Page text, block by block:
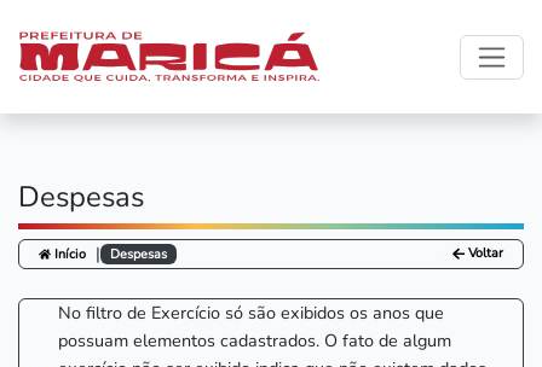
Despesas
Início | Despesas Voltar
No filtro de Exercício só são exibidos os anos que
possuam elementos cadastrados. O fato de algum